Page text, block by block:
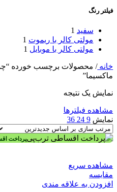
فیلتر رنگ
سفید 1
مولتی کالر با ریموت 1
مولتی کالر با موبایل 1
خانه/
ماکسیما”
نمایش یک نتیجه
مشاهده فیلترها
نمایش 9
24
36
پرداخت
مشاهده سریع
مقایسه
افزودن به علاقه مندی